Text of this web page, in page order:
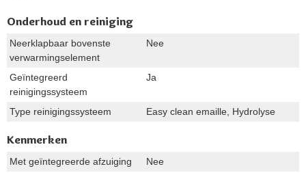
Onderhoud en reiniging
Neerklapbaar bovenste
verwarmingselement
Nee
Geïntegreerd
reinigingssysteem
Ja
Type reinigingssysteem Easy clean emaille, Hydrolyse
Kenmerken
Met geïntegreerde afzuiging Nee